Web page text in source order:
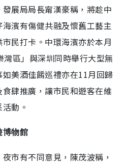
展局局長甯漢豪稱，將趁中
濱有傷健共融及懷舊工藝主
民打卡。中環海濱亦於本月
區」與深圳同時舉行大型無
美酒佳餚巡禮亦在11月回歸
肆推廣，讓市民和遊客在維
動。
博物館
市有不同意見，陳茂波稱，